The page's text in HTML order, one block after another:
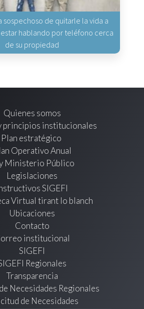
sospechoso de quitarle la vida a
hablando por teléfono cerca
de su propiedad
Quienes somos
principios institucionales
Plan estratégico
Operativo Anual
Ministerio Público
Legislaciones
SIGEFI
Virtual tirant lo blanch
Ubicaciones
Contacto
institucional
SIGEFI
Regionales
Transparencia
Necesidades Regionales
de Necesidades